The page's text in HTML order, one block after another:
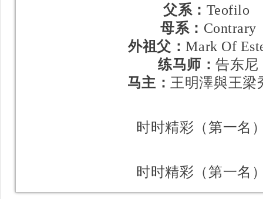
父系： Teofilo
母系： Contrary
外祖父：Mark Of
练马师：告东尼
马主： 王明澤與王
时时精彩（第一名
时时精彩（第一名